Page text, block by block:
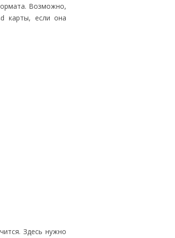
Возможно,
карты, если она
Здесь нужно